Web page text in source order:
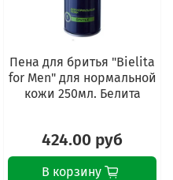
Пена для бритья "Bielita
for Men" для нормальной
кожи 250мл. Белита
424.00 руб
В корзину